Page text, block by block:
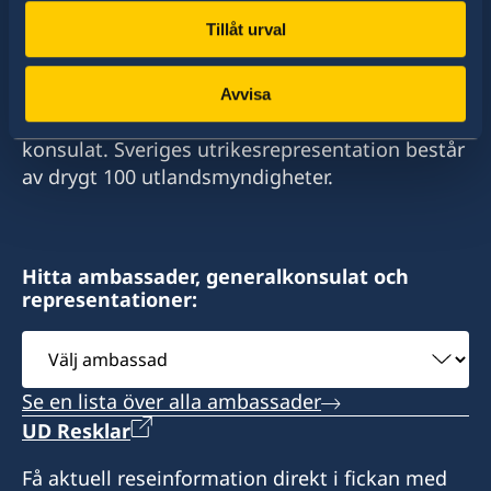
Tillåt urval
Avvisa
Sverige har diplomatiska förbindelser med i
stort sett alla stater i världen. I ungefär hälften
av dessa stater har Sverige ambassader och
konsulat. Sveriges utrikesrepresentation består
av drygt 100 utlandsmyndigheter.
Hitta ambassader, generalkonsulat och
representationer:
Välj
ambassad
Se en lista över alla ambassader
UD Resklar
Få aktuell reseinformation direkt i fickan med